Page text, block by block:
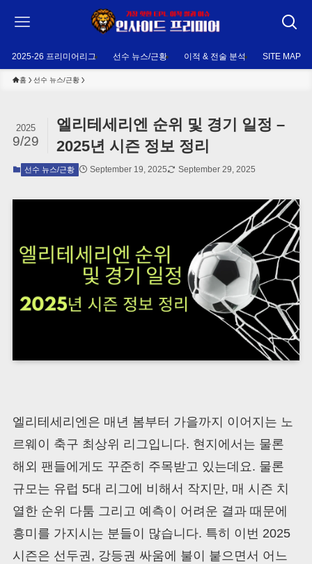
2025-26 프리미어리그 선수 뉴스/근황 이적 & 전술 분석 SITE MAP
홈 선수 뉴스/근황
엘리테세리엔 순위 및 경기 일정 –
2025년 시즌 정보 정리
2025
9/29
선수 뉴스/근황 September 19, 2025 September 29, 2025
엘리테세리엔은 매년 봄부터 가을까지 이어지는 노
르웨이 축구 최상위 리그입니다. 현지에서는 물론
해외 팬들에게도 꾸준히 주목받고 있는데요. 물론
규모는 유럽 5대 리그에 비해서 작지만, 매 시즌 치
열한 순위 다툼 그리고 예측이 어려운 결과 때문에
흥미를 가지시는 분들이 많습니다. 특히 이번 2025
시즌은 선두권, 강등권 싸움에 불이 붙으면서 어느